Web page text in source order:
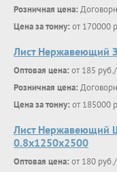
Розничная цена:
Цена за тонну: от 170000
Лист Нержавеющий
Оптовая цена: от 185
Розничная цена:
Цена за тонну: от 185000
Лист Нержавеющий
0.8х1250х2500
Оптовая цена: от 180